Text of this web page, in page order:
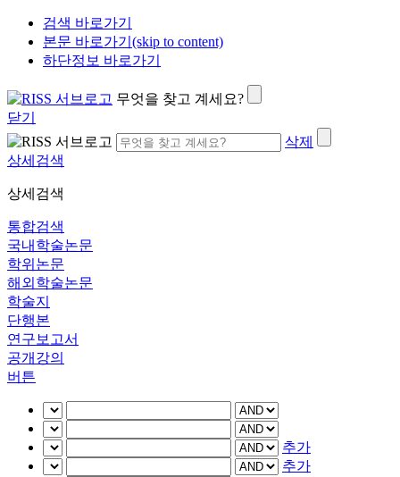
검색 바로가기
본문 바로가기(skip to content)
하단정보 바로가기
무엇을 찾고 계세요?
닫기
삭제
상세검색
상세검색
통합검색
국내학술논문
학위논문
해외학술논문
학술지
단행본
연구보고서
공개강의
버튼
추가
추가